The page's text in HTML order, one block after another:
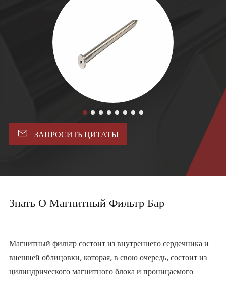
 ЗАПРОСИТЬ ЦИТАТЫ
Знать О Магнитный Фильтр Бар
Магнитный фильтр состоит из внутреннего сердечника и
внешней облицовки, которая, в свою очередь, состоит из
цилиндрического магнитного блока и проницаемого